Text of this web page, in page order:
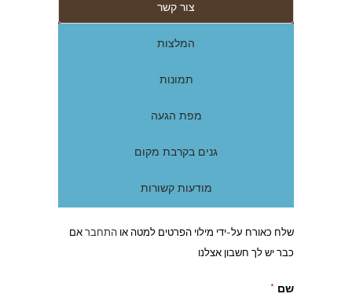
צור קשר
המלצות
תמונות
מפת הגעה
גנים בקרבת מקום
מודעות קשורות
שלח כאורח על-ידי מילוי הפרטים למטה או התחבראם
כבר יש לך חשבון אצלנו
שם *